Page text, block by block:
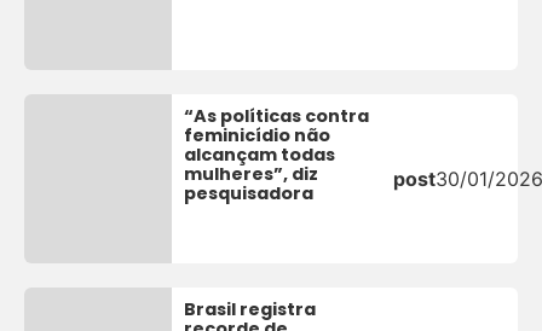
“As políticas contra
feminicídio não
alcançam todas
mulheres”, diz
pesquisadora
post30/01/
Brasil registra